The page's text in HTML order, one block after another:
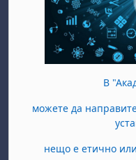
В
можете да
нещо е етично